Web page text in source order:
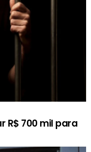
R$ 700 mil para